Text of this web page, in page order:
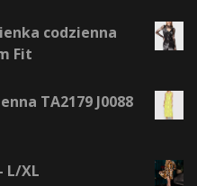
codzienna
Fit
TA2179 J0088
L/XL